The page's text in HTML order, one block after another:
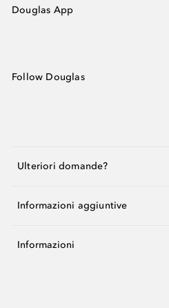
Douglas App
Follow Douglas
Ulteriori domande?
Informazioni aggiuntive
Informazioni